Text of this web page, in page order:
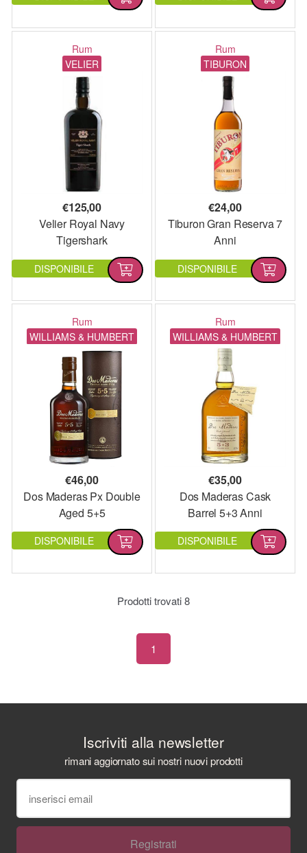
Rum
VELIER
€125,00
Velier Royal Navy
Tigershark
DISPONIBILE
Rum
TIBURON
€24,00
Tiburon Gran Reserva 7
Anni
DISPONIBILE
Rum
WILLIAMS & HUMBERT
€46,00
Dos Maderas Px Double
Aged 5+5
DISPONIBILE
Rum
WILLIAMS & HUMBERT
€35,00
Dos Maderas Cask
Barrel 5+3 Anni
DISPONIBILE
Prodotti trovati8
1
Iscriviti alla newsletter
rimani aggiornato sui nostri nuovi prodotti
Registrati